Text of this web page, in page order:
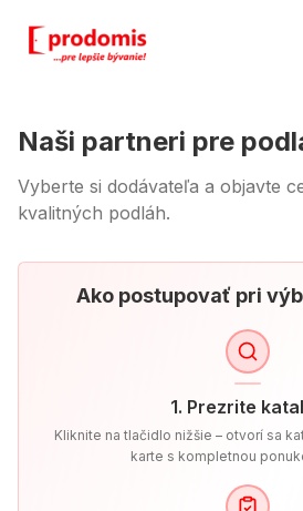
Naši partneri pre
Vyberte si dodávateľa a objavte
kvalitných podláh.
Ako postupovať pri
1. Prezrite
Kliknite na tlačidlo nižšie – otvorí sa
karte s kompletnou